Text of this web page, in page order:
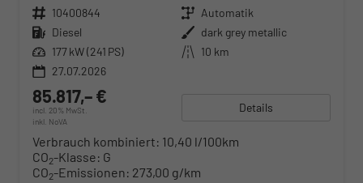
Fahrzeugnr. 10400844 Getriebe Automatik
Kraftstoff Diesel Außenfarbe dark grey metallic
Leistung 177 kW (241 PS) Kilometerstand 10 km
27.07.2026
85.817,– €
incl. 20% MwSt.
inkl. NoVA
Details
Verbrauch kombiniert: 10,40 l/100km
CO2-Klasse: G
CO2-Emissionen: 273,00 g/km